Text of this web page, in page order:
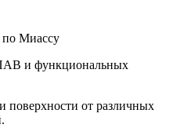
по Миассу
и функциональных
от различных